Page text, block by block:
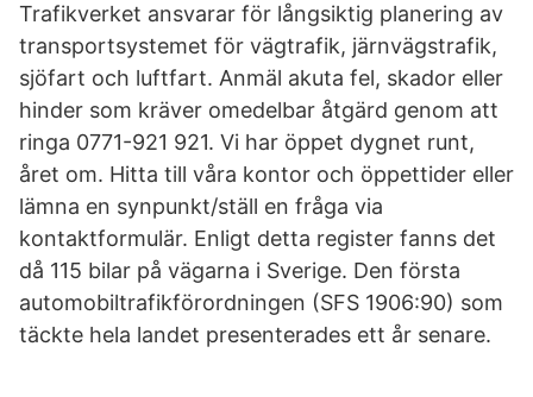
Trafikverket ansvarar för långsiktig planering av
transportsystemet för vägtrafik, järnvägstrafik,
sjöfart och luftfart. Anmäl akuta fel, skador eller
hinder som kräver omedelbar åtgärd genom att
ringa 0771-921 921. Vi har öppet dygnet runt,
året om. Hitta till våra kontor och öppettider eller
lämna en synpunkt/ställ en fråga via
kontaktformulär. Enligt detta register fanns det
då 115 bilar på vägarna i Sverige. Den första
automobiltrafikförordningen (SFS 1906:90) som
täckte hela landet presenterades ett år senare.